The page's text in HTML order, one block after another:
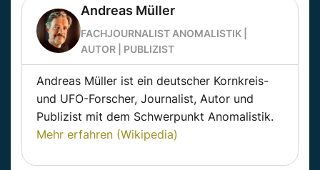
Andreas Müller
FACHJOURNALIST ANOMALISTIK |
AUTOR | PUBLIZIST
Andreas Müller ist ein deutscher Kornkreis-
und UFO-Forscher, Journalist, Autor und
Publizist mit dem Schwerpunkt Anomalistik.
Mehr erfahren (Wikipedia)